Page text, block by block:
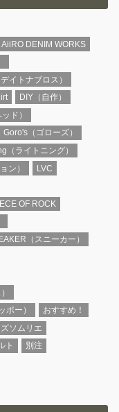
AiiRO DENIM WORKS
イトナブロス）
DIY（自作）
ド）
Goro's（ゴローズ）
（ライトニング）
ン）
LVC
OF ROCK
（スニーカー）
ポー）
おすすめ！
ソムリエ
ト
別注